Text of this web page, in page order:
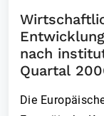
nach
Quartal
Die